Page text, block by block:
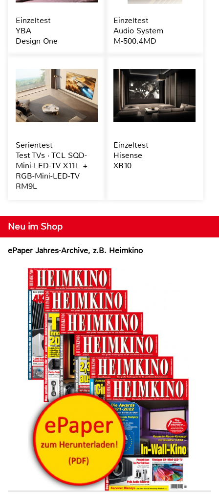
Neu im Shop
ePaper Jahres-Archive, z.B. Heimkino
Einzeltest
YBA
Design One
Einzeltest
Audio System
M-500.4MD
Serientest
Test TVs · TCL SQD-
Mini-LED-TV X11L +
RGB-Mini-LED-TV
RM9L
Einzeltest
Hisense
XR10